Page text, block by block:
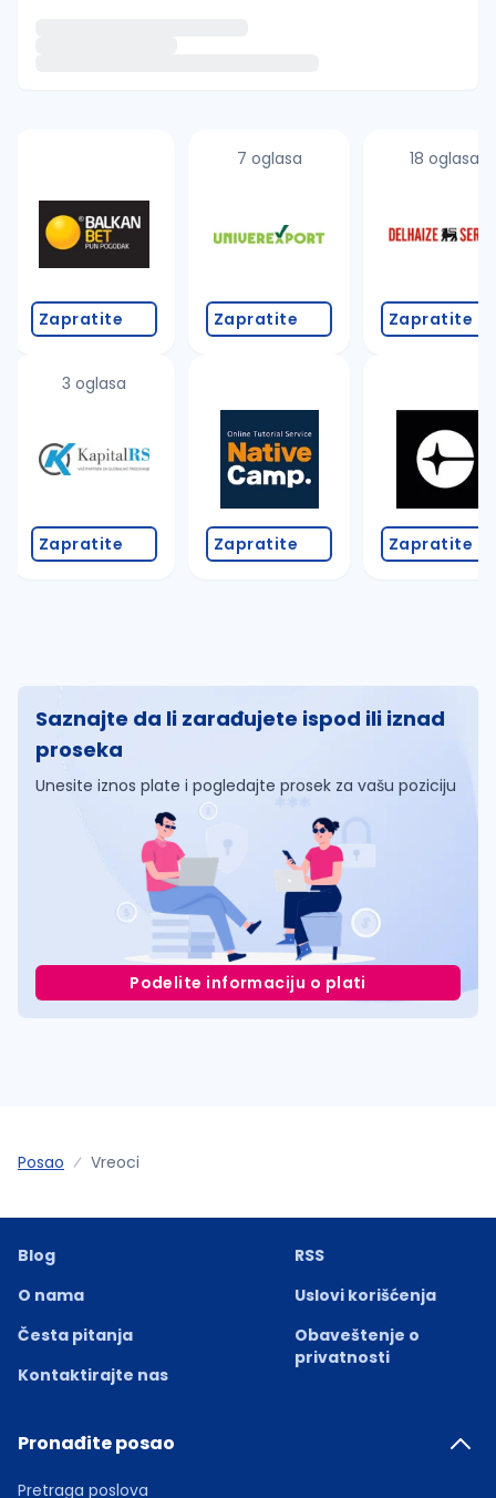
Takođe možete da:
proverite pravopisne greške (koristite č, ć, š, đ,
promenite odabrane filtere pretrage
Zapratite
3 oglasa
Zapratite
7 oglasa
Zapratite
Zapratite
18 oglasa
Zapratite
Zapratite
Saznajte da li zarađujete ispod ili iznad
proseka
Unesite iznos plate i pogledajte prosek za vašu poziciju
Podelite informaciju o plati
Posao Vreoci
Blog
O nama
Česta pitanja
Kontaktirajte nas
RSS
Uslovi korišćenja
Obaveštenje o
privatnosti
Pronađite posao
Pretraga poslova